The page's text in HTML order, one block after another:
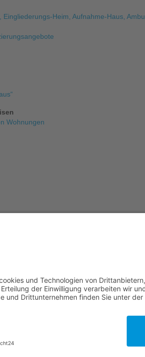
Heim, Aufnahme-Haus,
Wohnungen